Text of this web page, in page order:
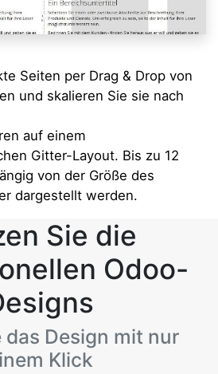
Seiten per Drag & Drop von
und skalieren Sie sie nach
auf einem
Gitter-Layout. Bis zu 12
von der Größe des
dargestellt werden.
Sie die
Odoo-
das Design mit nur
Klick